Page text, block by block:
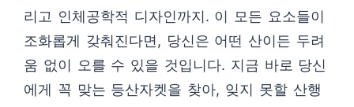
리고 인체공학적 디자인까지. 이 모든 요소들이
조화롭게 갖춰진다면, 당신은 어떤 산이든 두려
움 없이 오를 수 있을 것입니다. 지금 바로 당신
에게 꼭 맞는 등산자켓을 찾아, 잊지 못할 산행